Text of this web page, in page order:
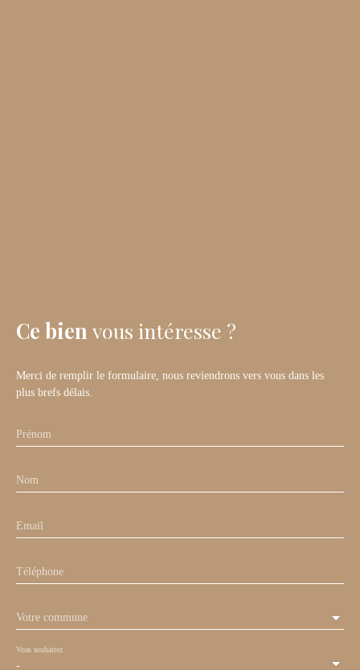
Ce bien vous intéresse ?
Merci de remplir le formulaire, nous reviendrons vers vous dans les
plus brefs délais.
Prénom
Nom
Email
Téléphone
Votre commune
-
Vous souhaitez